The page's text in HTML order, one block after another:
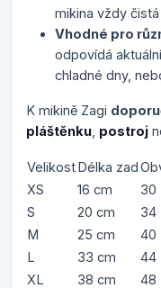
mikina vždy
Vhodné pro
odpovídá
chladné dny,
K mikině Zagi
pláštěnku postroj
VelikostDélka zad
XS
16 cm
30
S
20 cm
34
M
25 cm
40
L
33 cm
44
XL
38 cm
48